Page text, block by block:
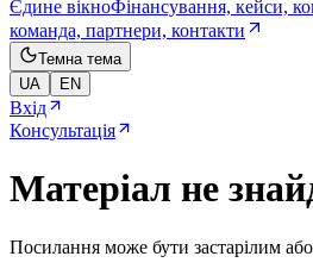
Єдине вікноФінансування, кейси,
команда, партнери, контакти
Темна тема
UA
EN
Вхід
Консультація
Матеріал не
Посилання може бути застарілим